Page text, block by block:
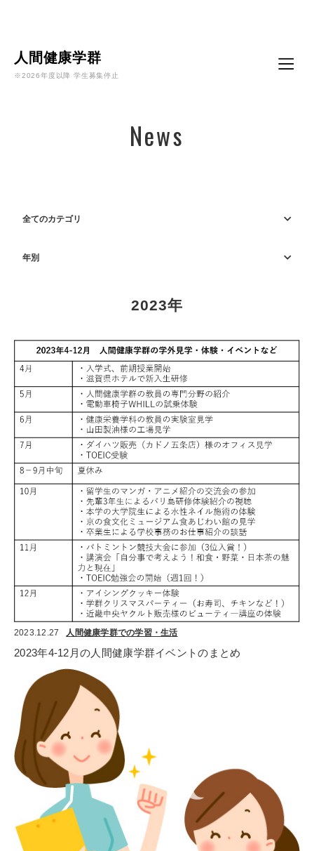
人間健康学群
※2026年度以降 学生募集停止
News
全てのカテゴリ
年別
2023年
2023.12.27 人間健康学群での学習・生活
2023年4-12月の人間健康学群イベントのまとめ